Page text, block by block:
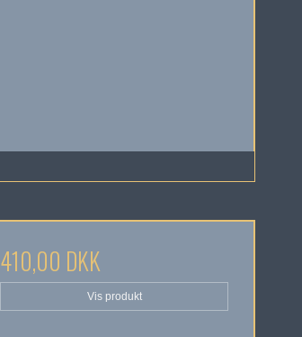
410,00 DKK
Vis produkt